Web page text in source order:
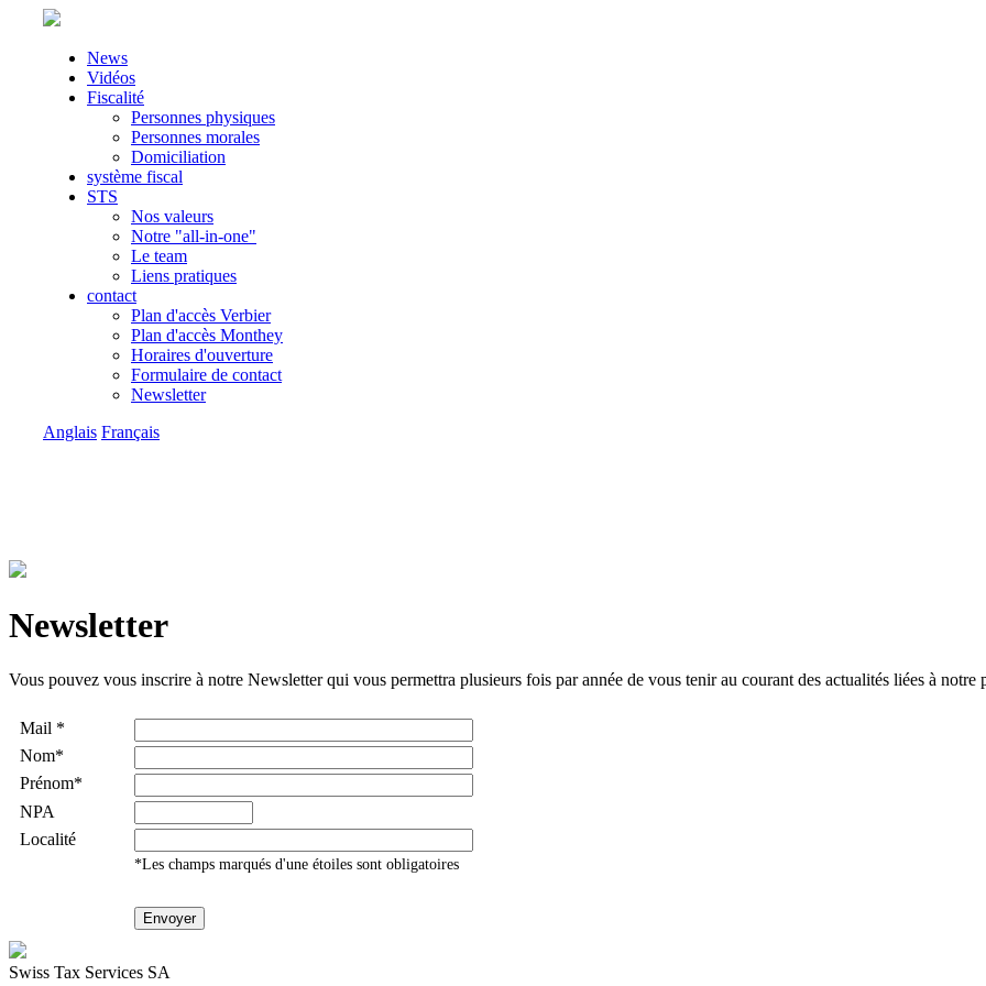
News
Vidéos
Fiscalité
Personnes physiques
Personnes morales
Domiciliation
système fiscal
STS
Nos valeurs
Notre "all-in-one"
Le team
Liens pratiques
contact
Plan d'accès Verbier
Plan d'accès Monthey
Horaires d'ouverture
Formulaire de contact
Newsletter
Anglais Français
Newsletter
Vous pouvez vous inscrire à notre Newsletter qui vous permettra plusieurs fois par année de vous tenir au courant des actualités liées à notre
Mail *
Nom*
Prénom*
NPA
Localité
*Les champs marqués d'une étoiles sont obligatoires
Swiss Tax Services SA